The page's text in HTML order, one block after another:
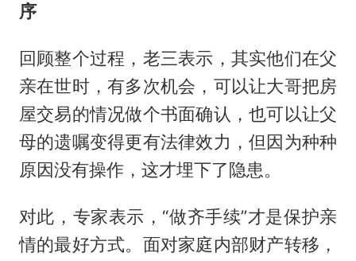
序
回顾整个过程，老三表示，其实他们在父
亲在世时，有多次机会，可以让大哥把房
屋交易的情况做个书面确认，也可以让父
母的遗嘱变得更有法律效力，但因为种种
原因没有操作，这才埋下了隐患。
对此，专家表示，“做齐手续”才是保护亲
情的最好方式。面对家庭内部财产转移，